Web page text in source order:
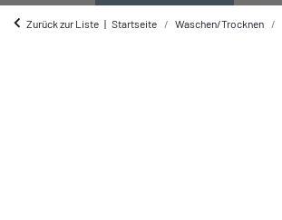
Zurück zur Liste Startseite Waschen/Trocknen